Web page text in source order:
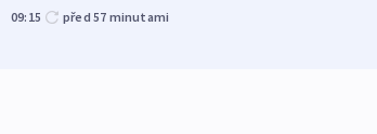
09:15 před 57 minutami